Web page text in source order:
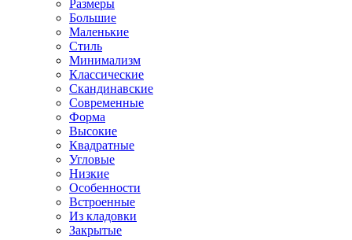
Размеры
Большие
Маленькие
Стиль
Минимализм
Классические
Скандинавские
Современные
Форма
Высокие
Квадратные
Угловые
Низкие
Особенности
Встроенные
Из кладовки
Закрытые